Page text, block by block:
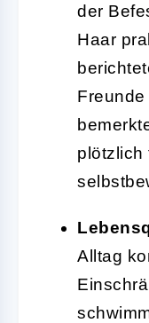
der
Haar
plötzlich
Alltag